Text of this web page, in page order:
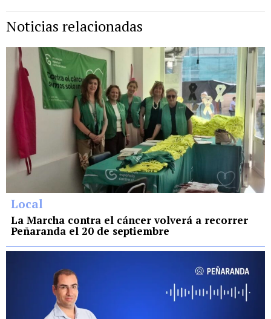
Noticias relacionadas
Local
La Marcha contra el cáncer volverá a recorrer
Peñaranda el 20 de septiembre